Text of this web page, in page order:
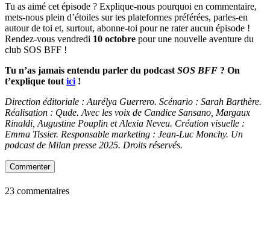
Tu as aimé cet épisode ? Explique-nous pourquoi en commentaire,
mets-nous plein d’étoiles sur tes plateformes préférées, parles-en
autour de toi et, surtout, abonne-toi pour ne rater aucun épisode !
Rendez-vous vendredi 10 octobre pour une nouvelle aventure du
club SOS BFF !
Tu n’as jamais entendu parler du podcast SOS BFF ? On
t’explique tout ici !
Direction éditoriale : Aurélya Guerrero. Scénario : Sarah Barthère.
Réalisation : Qude. Avec les voix de Candice Sansano, Margaux
Rinaldi, Augustine Pouplin et Alexia Neveu. Création visuelle :
Emma Tissier. Responsable marketing : Jean-Luc Monchy. Un
podcast de Milan presse 2025. Droits réservés.
Commenter
23 commentaires